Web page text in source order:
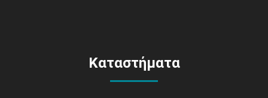
Καταστήματα